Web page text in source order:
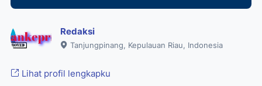
Redaksi
Tanjungpinang, Kepulauan Riau, Indonesia
Lihat profil lengkapku